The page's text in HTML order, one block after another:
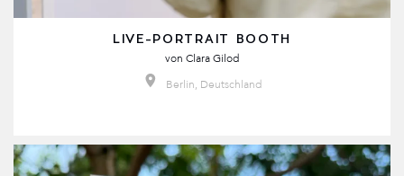
LIVE-PORTRAIT BOOTH
von Clara Gilod
Berlin, Deutschland